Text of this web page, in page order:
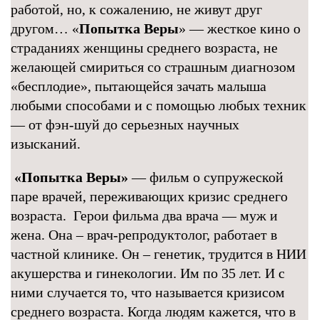
работой, но, к сожалению, не живут друг
другом… «Попытка Веры» — жесткое кино о
страданиях женщины среднего возраста, не
желающей смириться со страшным диагнозом
«бесплодие», пытающейся зачать малыша
любыми способами и с помощью любых техник
— от фэн-шуй до серьезных научных
изысканий.
«Попытка Веры» — фильм о супружеской
паре врачей, переживающих кризис среднего
возраста. Герои фильма два врача — муж и
жена. Она – врач-репродуктолог, работает в
частной клинике. Он – генетик, трудится в НИИ
акушерства и гинекологии. Им по 35 лет. И с
ними случается то, что называется кризисом
среднего возраста. Когда людям кажется, что в